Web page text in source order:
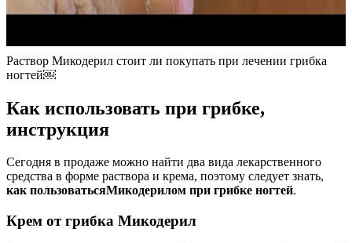
Раствор Микодерил стоит ли покупать при лечении грибка
ногтей￼
Как использовать при грибке,
инструкция
Сегодня в продаже можно найти два вида лекарственного
средства в форме раствора и крема, поэтому следует знать,
как пользоватьсяМикодерилом при грибке ногтей.
Крем от грибка Микодерил